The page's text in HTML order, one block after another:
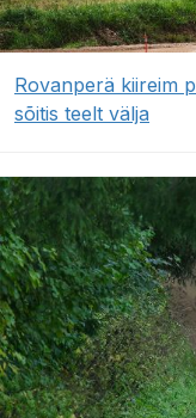
Rovanperä kiireim
sõitis teelt välja